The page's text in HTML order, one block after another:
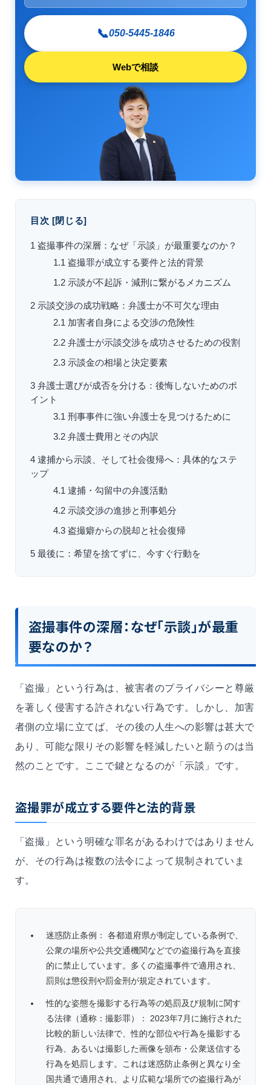
📞050-5445-1846
Webで相談
目次 [閉じる]
1 盗撮事件の深層：なぜ「示談」が最重要なのか？
1.1 盗撮罪が成立する要件と法的背景
1.2 示談が不起訴・減刑に繋がるメカニズム
2 示談交渉の成功戦略：弁護士が不可欠な理由
2.1 加害者自身による交渉の危険性
2.2 弁護士が示談交渉を成功させるための役割
2.3 示談金の相場と決定要素
3 弁護士選びが成否を分ける：後悔しないためのポ
イント
3.1 刑事事件に強い弁護士を見つけるために
3.2 弁護士費用とその内訳
4 逮捕から示談、そして社会復帰へ：具体的なステ
ップ
4.1 逮捕・勾留中の弁護活動
4.2 示談交渉の進捗と刑事処分
4.3 盗撮癖からの脱却と社会復帰
5 最後に：希望を捨てずに、今すぐ行動を
盗撮事件の深層：なぜ「示談」が最重
要なのか？
「盗撮」という行為は、被害者のプライバシーと尊厳
を著しく侵害する許されない行為です。しかし、加害
者側の立場に立てば、その後の人生への影響は甚大で
あり、可能な限りその影響を軽減したいと願うのは当
然のことです。ここで鍵となるのが「示談」です。
盗撮罪が成立する要件と法的背景
「盗撮」という明確な罪名があるわけではありません
が、その行為は複数の法令によって規制されていま
す。
迷惑防止条例： 各都道府県が制定している条例で、
公衆の場所や公共交通機関などでの盗撮行為を直接
的に禁止しています。多くの盗撮事件で適用され、
罰則は懲役刑や罰金刑が規定されています。
性的な姿態を撮影する行為等の処罰及び規制に関す
る法律（通称：撮影罪）： 2023年7月に施行された
比較的新しい法律で、性的な部位や行為を撮影する
行為、あるいは撮影した画像を頒布・公衆送信する
行為を処罰します。これは迷惑防止条例と異なり全
国共通で適用され、より広範な場所での盗撮行為が